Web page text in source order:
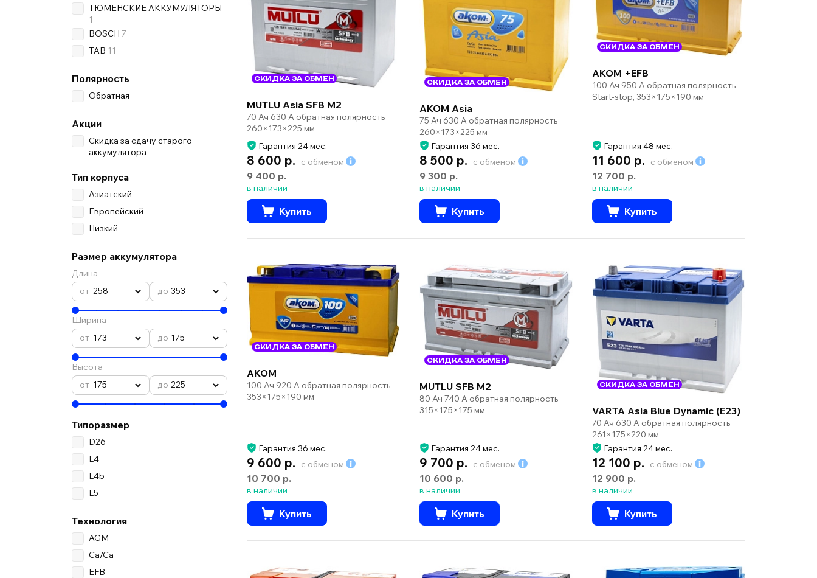
ТЮМЕНСКИЕ АККУМУЛЯТОРЫ
1
BOSCH 7
TAB 11
Полярность
Обратная
Акции
Скидка за сдачу старого
аккумулятора
Тип корпуса
Азиатский
Европейский
Низкий
Размер аккумулятора
Длина
258
353
Ширина
173
175
Высота
175
225
Типоразмер
D26
L4
L4b
L5
Технология
AGM
Ca/Ca
EFB
СКИДКА ЗА ОБМЕН
MUTLU Asia SFB M2
70 Ач 630 А обратная полярность
260×173×225 мм
Гарантия 24 мес.
8 600 р. с обменом
9 400 р.
в наличии
Купить
СКИДКА ЗА ОБМЕН
AKOM Asia
75 Ач 630 А обратная полярность
260×173×225 мм
Гарантия 36 мес.
8 500 р. с обменом
9 300 р.
в наличии
Купить
СКИДКА ЗА ОБМЕН
AKOM +EFB
100 Ач 950 А обратная полярность
Start-stop, 353×175×190 мм
Гарантия 48 мес.
11 600 р. с обменом
12 700 р.
в наличии
Купить
СКИДКА ЗА ОБМЕН
AKOM
100 Ач 920 А обратная полярность
353×175×190 мм
Гарантия 36 мес.
9 600 р. с обменом
10 700 р.
в наличии
Купить
СКИДКА ЗА ОБМЕН
MUTLU SFB M2
80 Ач 740 А обратная полярность
315×175×175 мм
Гарантия 24 мес.
9 700 р. с обменом
10 600 р.
в наличии
Купить
СКИДКА ЗА ОБМЕН
VARTA Asia Blue Dynamic (E23)
70 Ач 630 А обратная полярность
261×175×220 мм
Гарантия 24 мес.
12 100 р. с обменом
12 900 р.
в наличии
Купить